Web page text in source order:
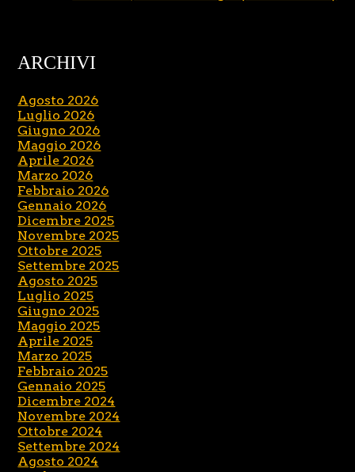
ARCHIVI
Agosto 2026
Luglio 2026
Giugno 2026
Maggio 2026
Aprile 2026
Marzo 2026
Febbraio 2026
Gennaio 2026
Dicembre 2025
Novembre 2025
Ottobre 2025
Settembre 2025
Agosto 2025
Luglio 2025
Giugno 2025
Maggio 2025
Aprile 2025
Marzo 2025
Febbraio 2025
Gennaio 2025
Dicembre 2024
Novembre 2024
Ottobre 2024
Settembre 2024
Agosto 2024